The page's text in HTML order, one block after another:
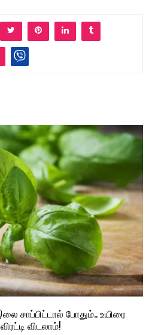
சாப்பிட்டால் போதும்.. உயிரை
விடலாம்!